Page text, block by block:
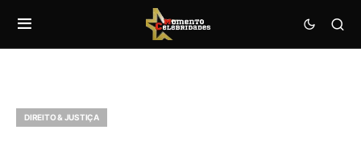
DIREITO & JUSTIÇA